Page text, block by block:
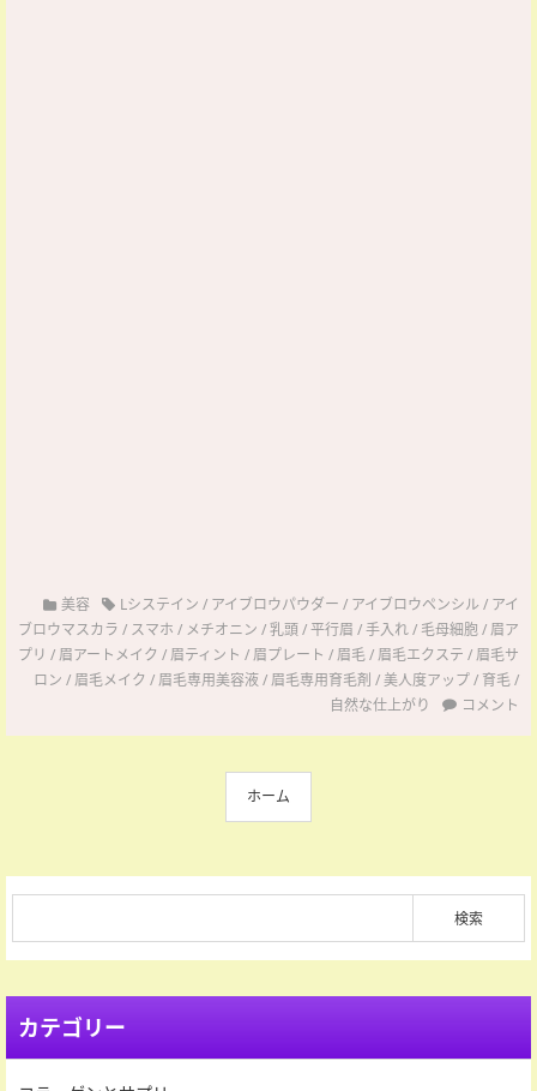
美容 Lシステイン / アイブロウパウダー / アイブロウペンシル / アイ
ブロウマスカラ / スマホ / メチオニン /乳頭/平行眉 /手入れ/ 毛母細胞/眉ア
プリ /眉アートメイク /眉ティント /眉プレート /眉毛/眉毛エクステ /眉毛サ
ロン /眉毛メイク /眉毛専用美容液/眉毛専用育毛剤 /美人度アップ/ 育毛/
自然な仕上がり
コメント
ホーム
カテゴリー